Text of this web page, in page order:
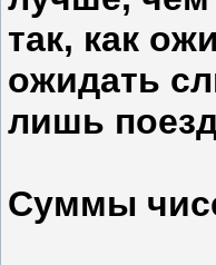
так, как
ожидать
лишь
Суммы